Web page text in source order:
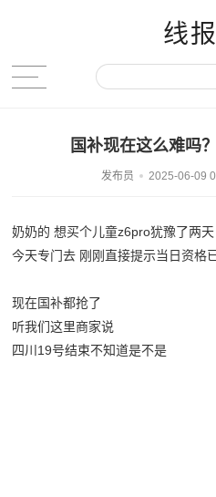
线
国补现在这么难吗
发布员 2025-06-09
奶奶的 想买个儿童z6pro犹豫了两天
今天专门去 刚刚直接提示当日资格
现在国补都抢了
听我们这里商家说
四川19号结束不知道是不是